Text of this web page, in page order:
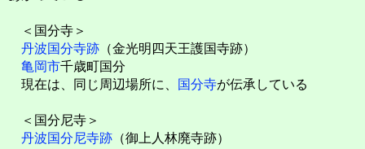
＜国分寺＞
丹波国分寺跡 （金光明四天王護国寺跡）
亀岡市千歳町国分
現在は、同じ周辺場所に、
国分寺が伝承している
＜国分尼寺＞
丹波国分尼寺跡 （御上人林廃寺跡）